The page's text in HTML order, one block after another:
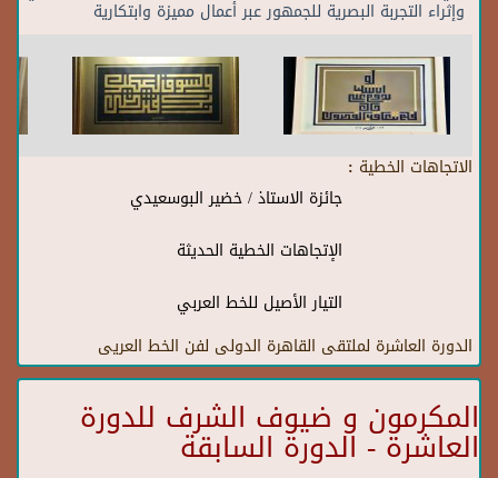
وإثراء التجربة البصرية للجمهور عبر أعمال مميزة وابتكارية
الاتجاهات الخطية :
جائزة الاستاذ / خضير البوسعيدي
الإتجاهات الخطية الحديثة
التيار الأصيل للخط العربي
الدورة العاشرة لملتقى القاهرة الدولى لفن الخط العريى
المكرمون و ضيوف الشرف للدورة
العاشرة - الدورة السابقة